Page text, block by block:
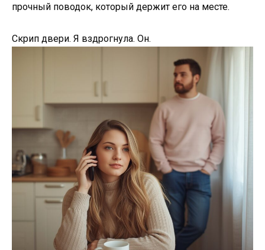
прочный поводок, который держит его на месте.
Скрип двери. Я вздрогнула. Он.